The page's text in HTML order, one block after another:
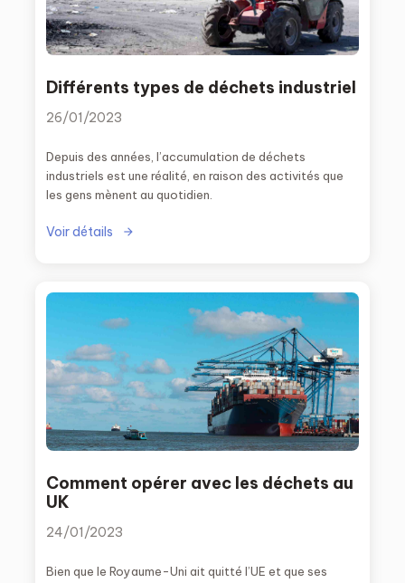
Différents types de déchets industriel
26/01/2023
Depuis des années, l’accumulation de déchets
industriels est une réalité, en raison des activités que
les gens mènent au quotidien.
Voir détails
Comment opérer avec les déchets au
UK
24/01/2023
Bien que le Royaume-Uni ait quitté l’UE et que ses